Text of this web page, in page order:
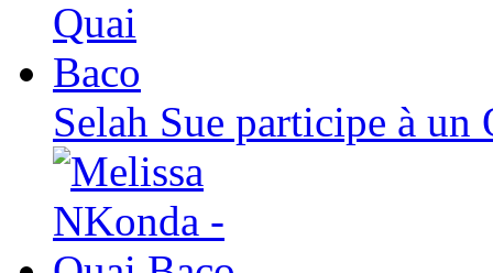
Selah Sue participe à un